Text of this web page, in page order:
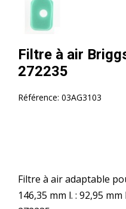
Filtre à air
272235
Référence: 03AG3103
Filtre à air adaptable
146,35 mm l. : 92,95